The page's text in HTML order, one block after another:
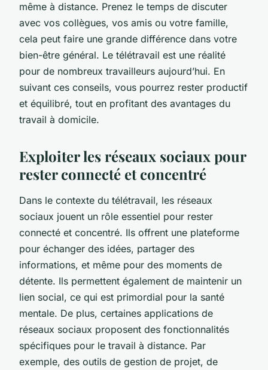
même à distance. Prenez le temps de discuter
avec vos collègues, vos amis ou votre famille,
cela peut faire une grande différence dans votre
bien-être général. Le télétravail est une réalité
pour de nombreux travailleurs aujourd’hui. En
suivant ces conseils, vous pourrez rester productif
et équilibré, tout en profitant des avantages du
travail à domicile.
Exploiter les réseaux sociaux pour
rester connecté et concentré
Dans le contexte du télétravail, les réseaux
sociaux jouent un rôle essentiel pour rester
connecté et concentré. Ils offrent une plateforme
pour échanger des idées, partager des
informations, et même pour des moments de
détente. Ils permettent également de maintenir un
lien social, ce qui est primordial pour la santé
mentale. De plus, certaines applications de
réseaux sociaux proposent des fonctionnalités
spécifiques pour le travail à distance. Par
exemple, des outils de gestion de projet, de